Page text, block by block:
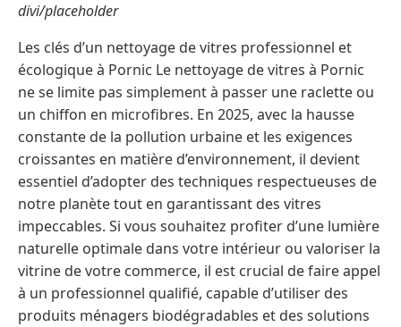
divi/placeholder
Les clés d’un nettoyage de vitres professionnel et
écologique à Pornic Le nettoyage de vitres à Pornic
ne se limite pas simplement à passer une raclette ou
un chiffon en microfibres. En 2025, avec la hausse
constante de la pollution urbaine et les exigences
croissantes en matière d’environnement, il devient
essentiel d’adopter des techniques respectueuses de
notre planète tout en garantissant des vitres
impeccables. Si vous souhaitez profiter d’une lumière
naturelle optimale dans votre intérieur ou valoriser la
vitrine de votre commerce, il est crucial de faire appel
à un professionnel qualifié, capable d’utiliser des
produits ménagers biodégradables et des solutions